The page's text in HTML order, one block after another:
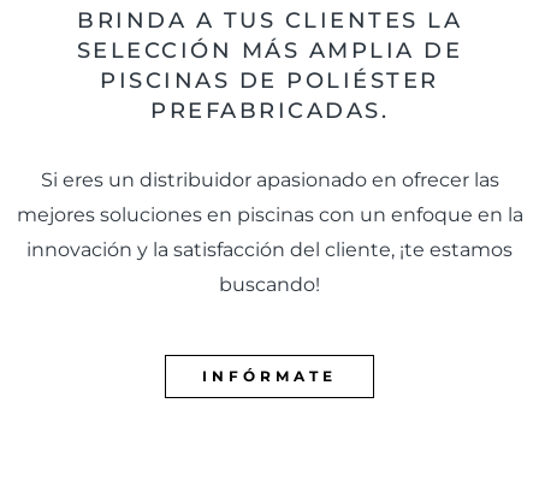
BRINDA A TUS CLIENTES LA
SELECCIÓN MÁS AMPLIA DE
PISCINAS DE POLIÉSTER
PREFABRICADAS.
Si eres un distribuidor apasionado en ofrecer las
mejores soluciones en piscinas con un enfoque en la
innovación y la satisfacción del cliente, ¡te estamos
buscando!
INFÓRMATE